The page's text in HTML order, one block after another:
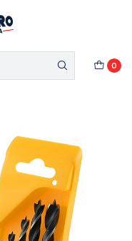
0
tu compra (Válido
TOLSEN